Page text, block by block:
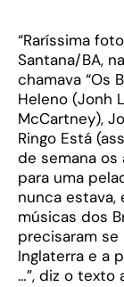
“Raríssima
Santana/BA,
chamava “Os
Heleno (Jonh
McCartney),
Ringo Está
de semana os
para uma
nunca estava,
músicas dos
precisaram
Inglaterra e a
…”, diz o texto